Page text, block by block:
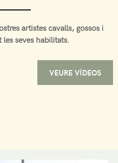
artistes cavalls, gossos i
seves habilitats.
VEURE VÍDEOS